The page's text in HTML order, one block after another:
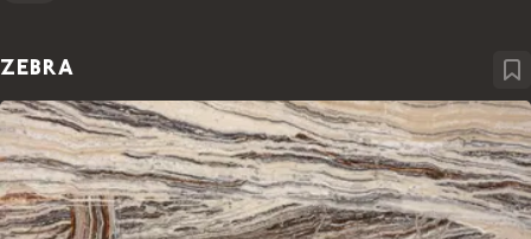
ZEBRA